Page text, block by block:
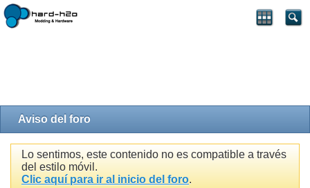
Aviso del foro
Lo sentimos, este contenido no es compatible a través
del estilo móvil.
Clic aquí para ir al inicio del foro.